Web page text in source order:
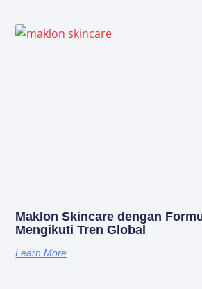
Maklon Skincare dengan
Mengikuti Tren Global
Learn More